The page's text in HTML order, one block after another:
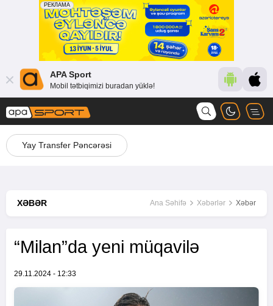
APA Sport
Mobil tətbiqimizi buradan yüklə!
Yay Transfer Pəncərəsi
XƏBƏR Ana Səhifə Xəbərlər Xəbər
“Milan”da yeni müqavilə
29.11.2024 - 12:33